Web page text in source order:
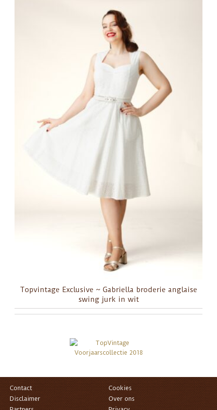
Topvintage Exclusive ~ Gabriella broderie anglaise
swing jurk in wit
Contact
Cookies
Disclaimer
Over ons